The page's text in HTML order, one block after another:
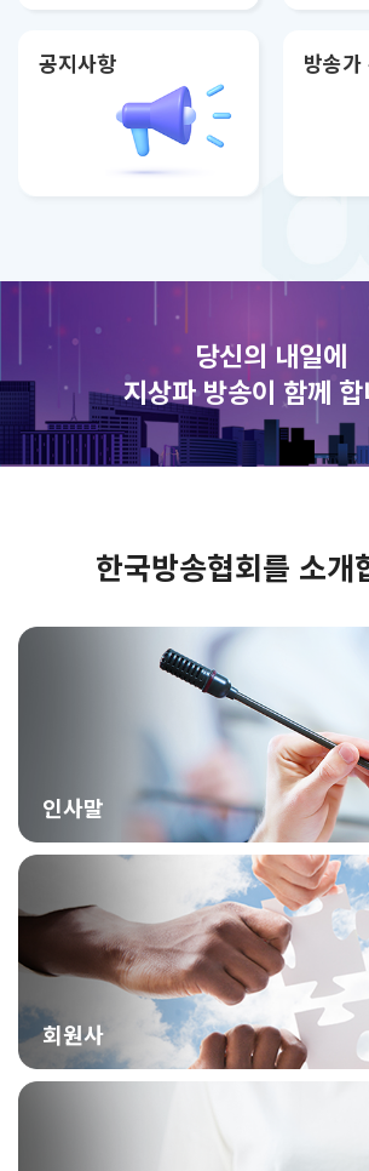
공지사항 방송가
당신의 내일에
지상파 방송이 함께
한국방송협회를 소개
인사말
회원사